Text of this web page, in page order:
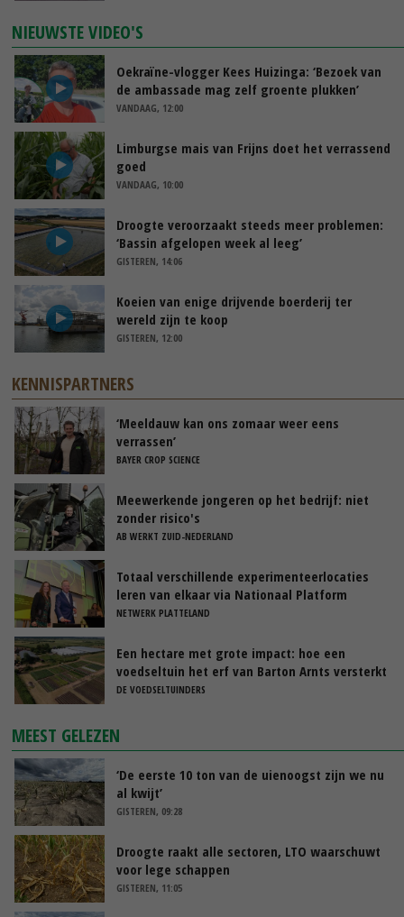
NIEUWSTE VIDEO'S
Oekraïne-vlogger Kees Huizinga: ‘Bezoek van
de ambassade mag zelf groente plukken’
VANDAAG, 12:00
Limburgse mais van Frijns doet het verrassend
goed
VANDAAG, 10:00
Droogte veroorzaakt steeds meer problemen:
‘Bassin afgelopen week al leeg’
GISTEREN, 14:06
Koeien van enige drijvende boerderij ter
wereld zijn te koop
GISTEREN, 12:00
KENNISPARTNERS
‘Meeldauw kan ons zomaar weer eens
verrassen’
BAYER CROP SCIENCE
Meewerkende jongeren op het bedrijf: niet
zonder risico's
AB WERKT ZUID-NEDERLAND
Totaal verschillende experimenteerlocaties
leren van elkaar via Nationaal Platform
NETWERK PLATTELAND
Een hectare met grote impact: hoe een
voedseltuin het erf van Barton Arnts versterkt
DE VOEDSELTUINDERS
MEEST GELEZEN
‘De eerste 10 ton van de uienoogst zijn we nu
al kwijt’
GISTEREN, 09:28
Droogte raakt alle sectoren, LTO waarschuwt
voor lege schappen
GISTEREN, 11:05